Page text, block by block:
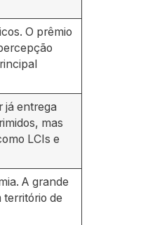
O prêmio
já entrega
mas
LCIs e
A grande
de